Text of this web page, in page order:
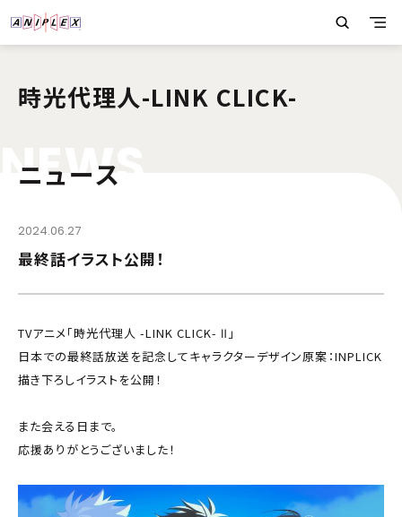
時光代理人-LINK CLICK-
NEWS
ニュース
2024.06.27
最終話イラスト公開！
TVアニメ「時光代理人 -LINK CLICK- Ⅱ」
日本での最終話放送を記念してキャラクターデザイン原案：INPLICK
描き下ろしイラストを公開！
また会える日まで。
応援ありがとうございました！